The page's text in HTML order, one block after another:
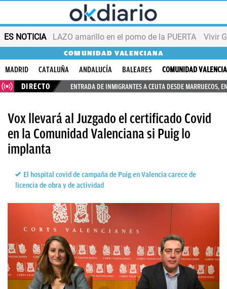
ES NOTICIA LAZO amarillo en el pomo de la PUERTA Vivir
COMUNIDAD VALENCIANA
MADRID CATALUÑA ANDALUCÍA BALEARES
COMUNIDAD
DIRECTO
ENTRADA DE INMIGRANTES A CEUTA DESDE MARRUECOS,
Vox llevará al Juzgado el certificado Covid
en la Comunidad Valenciana si Puig lo
implanta
El hospital covid de campaña de Puig en Valencia carece de
licencia de obra y de actividad